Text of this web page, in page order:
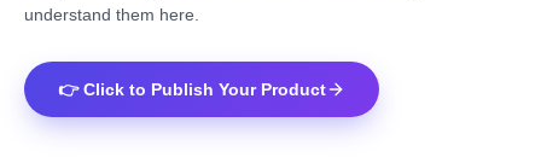
understand them here.
👉 Click to Publish Your Product